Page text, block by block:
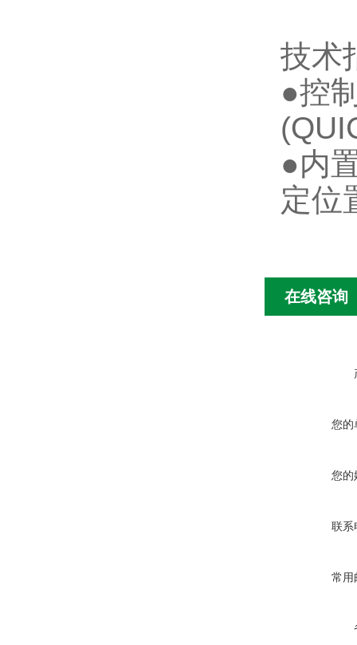
技术
●控
●内
定位
在线咨询
您的
您的
联系
常用